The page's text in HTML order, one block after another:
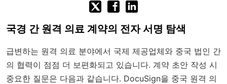
국경 간 원격 의료 계약의 전자 서명 탐색
급변하는 원격 의료 분야에서 국제 제공업체와 중국 법인 간
의 협력이 점점 더 보편화되고 있습니다. 계약 초안 작성 시
중요한 질문은 다음과 같습니다. DocuSign을 중국 원격 의